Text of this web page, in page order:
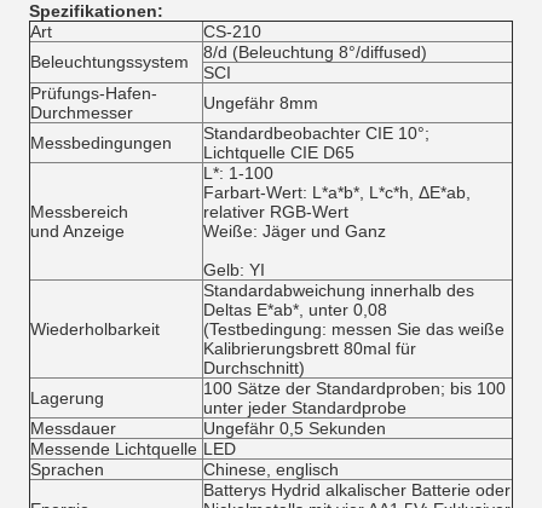
Spezifikationen:
Art
CS-210
Beleuchtungssystem
8/d (Beleuchtung 8°/diffused)
SCI
Prüfungs-Hafen-
Durchmesser
Ungefähr 8mm
Messbedingungen
Standardbeobachter CIE 10°;
Lichtquelle CIE D65
Messbereich
und Anzeige
L*: 1-100
Farbart-Wert: L*a*b*, L*c*h, ΔE*ab,
relativer RGB-Wert
Weiße: Jäger und Ganz
Gelb: YI
Wiederholbarkeit
Standardabweichung innerhalb des
Deltas E*ab*, unter 0,08
(Testbedingung: messen Sie das weiße
Kalibrierungsbrett 80mal für
Durchschnitt)
Lagerung
100 Sätze der Standardproben; bis 100
unter jeder Standardprobe
Messdauer
Ungefähr 0,5 Sekunden
Messende Lichtquelle LED
Sprachen
Chinese, englisch
Batterys Hydrid alkalischer Batterie oder